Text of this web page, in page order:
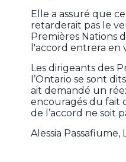
Elle a assuré que
retarderait pas le
Premières Nations
l'accord entrera en
Les dirigeants des
l’Ontario se sont
ait demandé un
encouragés du fait
de l’accord ne soit
Alessia Passafiume,